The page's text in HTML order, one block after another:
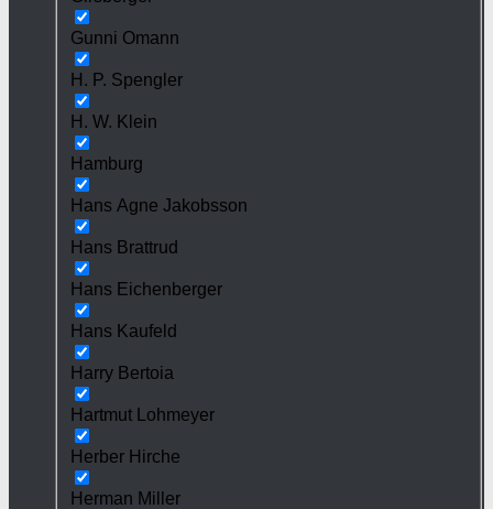
Gunni Omann
H. P. Spengler
H. W. Klein
Hamburg
Hans Agne Jakobsson
Hans Brattrud
Hans Eichenberger
Hans Kaufeld
Harry Bertoia
Hartmut Lohmeyer
Herber Hirche
Herman Miller